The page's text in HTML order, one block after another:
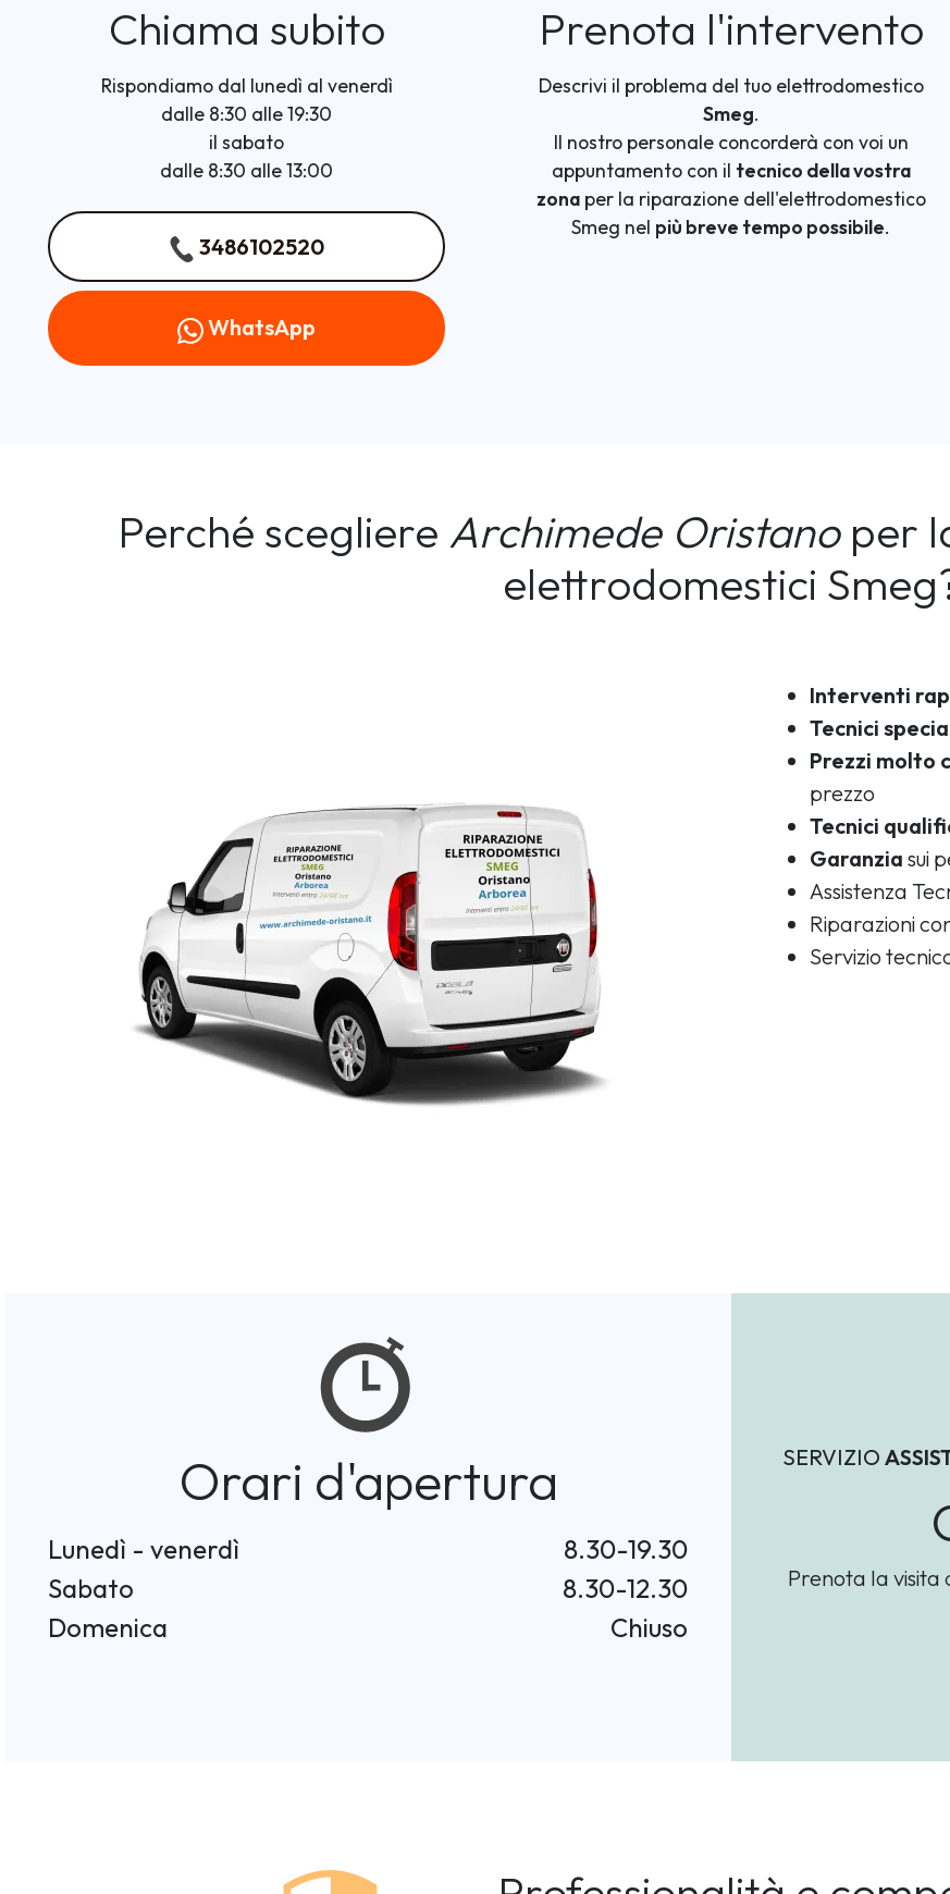
Chiama subito
Rispondiamo dal lunedì al venerdì
dalle 8:30 alle 19:30
il sabato
dalle 8:30 alle 13:00
3486102520
WhatsApp
Prenota l'intervento
Descrivi il problema del tuo elettrodomestico
Smeg.
Il nostro personale concorderà con voi un
appuntamento con il tecnico della vostra
zonaper la riparazione dell'elettrodomestico
Smeg nel più breve tempo possibile.
Perché scegliere Archimede Oristanoper
elettrodomestici
Interventi
Tecnici
Prezzi molto
prezzo
Tecnici
Garanzia sui
Assistenza
Riparazioni
Servizio
Orari d'apertura
Lunedì - venerdì
8.30-19.30
Sabato
8.30-12.30
Domenica
Chiuso
SERVIZIO
Prenota la visita